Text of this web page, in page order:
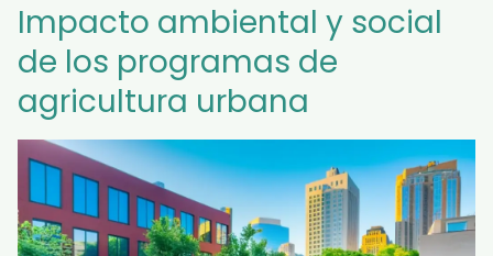
Impacto ambiental y social
de los programas de
agricultura urbana